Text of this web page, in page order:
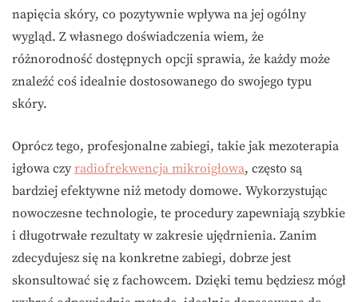
napięcia skóry, co pozytywnie wpływa na jej ogólny
wygląd. Z własnego doświadczenia wiem, że
różnorodność dostępnych opcji sprawia, że każdy może
znaleźć coś idealnie dostosowanego do swojego typu
skóry.
Oprócz tego, profesjonalne zabiegi, takie jak mezoterapia
igłowa czy radiofrekwencja mikroigłowa, często są
bardziej efektywne niż metody domowe. Wykorzystując
nowoczesne technologie, te procedury zapewniają szybkie
i długotrwałe rezultaty w zakresie ujędrnienia. Zanim
zdecydujesz się na konkretne zabiegi, dobrze jest
skonsultować się z fachowcem. Dzięki temu będziesz mógł